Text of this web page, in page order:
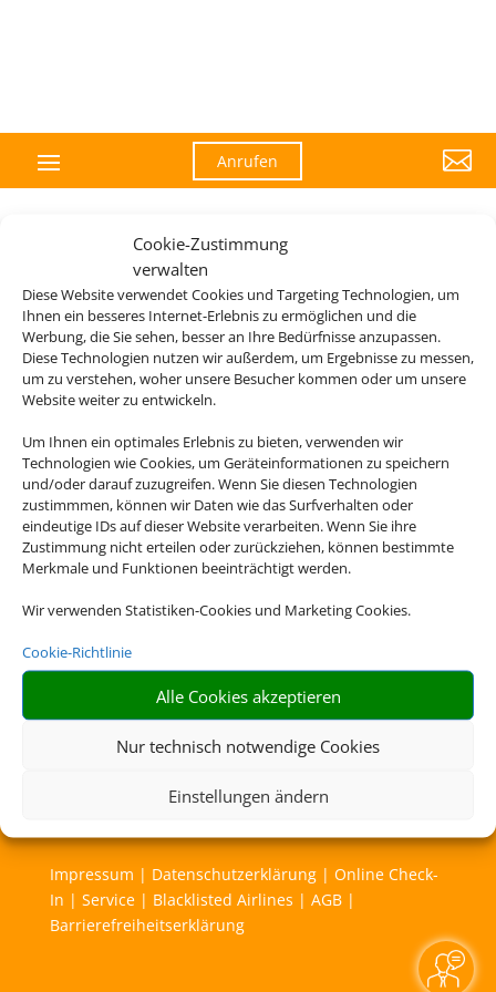
Cookie-Zustimmung
verwalten
Diese Website verwendet Cookies und Targeting Technologien, um
Ihnen ein besseres Internet-Erlebnis zu ermöglichen und die
Werbung, die Sie sehen, besser an Ihre Bedürfnisse anzupassen.
Diese Technologien nutzen wir außerdem, um Ergebnisse zu messen,
um zu verstehen, woher unsere Besucher kommen oder um unsere
Website weiter zu entwickeln.
Um Ihnen ein optimales Erlebnis zu bieten, verwenden wir
Technologien wie Cookies, um Geräteinformationen zu speichern
und/oder darauf zuzugreifen. Wenn Sie diesen Technologien
zustimmmen, können wir Daten wie das Surfverhalten oder
eindeutige IDs auf dieser Website verarbeiten. Wenn Sie ihre
Zustimmung nicht erteilen oder zurückziehen, können bestimmte
Merkmale und Funktionen beeinträchtigt werden.
Wir verwenden Statistiken-Cookies und Marketing Cookies.
Cookie-Richtlinie
Alle Cookies akzeptieren
Nur technisch notwendige Cookies
Einstellungen ändern
Anrufen 
Rechtliche Informationen
Impressum | Datenschutzerklärung| Online Check-
In | Service| Blacklisted Airlines | AGB|
Barrierefreiheitserklärung